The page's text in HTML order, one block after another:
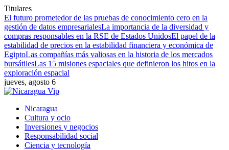
Titulares
El futuro prometedor de las pruebas de conocimiento cero en la
gestión de datos empresarialesLa importancia de la diversidad y
compras responsables en la RSE de Estados UnidosEl papel de la
estabilidad de precios en la estabilidad financiera y económica de
EgiptoLas compañías más valiosas en la historia de los mercados
bursátilesLas 15 misiones espaciales que definieron los hitos en la
exploración espacial
jueves, agosto 6
Nicaragua
Cultura y ocio
Inversiones y negocios
Responsabilidad social
Ciencia y tecnología